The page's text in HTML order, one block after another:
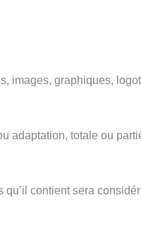
images, graphiques,
adaptation, totale ou
contient sera